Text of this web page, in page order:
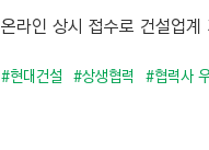
온라인 상시 접수로 건설업
#현대건설 #상생협력 #협력사